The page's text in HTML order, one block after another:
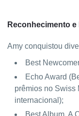
Reconhecimento e
Amy conquistou
Best
Echo Award
prêmios no Swiss
internacional);